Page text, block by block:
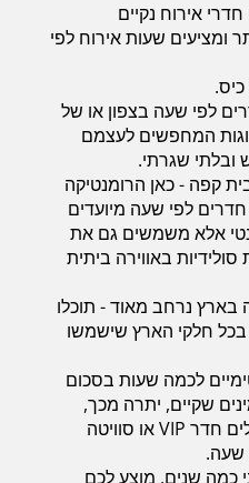
אירוח נקיים
ומציעים שעות אירוח לפי
לפי שעה בצפון או של
המחפשים לעצמם
ובלתי שגרתי.
קפה - כאן הרומנטיקה
לפי שעה מיועדים
אלא משמשים גם את
באווירה ביתית
בארץ נרחב מאוד - תוכלו
בכל חלקי הארץ שישמשו
לכמה שעות בסכום
שקיים, יתרה מכך,
ישנם לופטים לאירועים הכוללים חדר VIP או סוויטה
שעה.
כמה שנים, מוצע לכם